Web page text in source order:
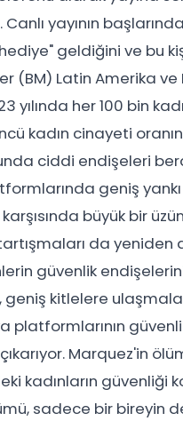
yayının
geldiğini ve bu
(BM) Latin Amerika
her 100 bin
kadın cinayeti
ciddi endişeleri
geniş
büyük bir
da
güvenlik
kitlelere
platformlarının
Marquez'in
kadınların güvenliği
sadece bir